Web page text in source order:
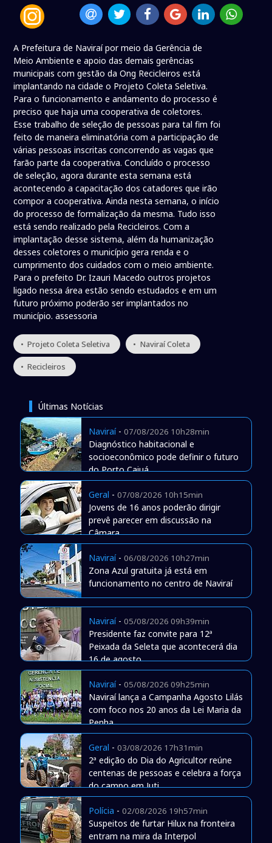
A Prefeitura de Naviraí por meio da Gerência de
Meio Ambiente e apoio das demais gerências
municipais com gestão da Ong Recicleiros está
implantando na cidade o Projeto Coleta Seletiva.
Para o funcionamento e andamento do processo é
preciso que haja uma cooperativa de coletores.
Esse trabalho de seleção de pessoas para tal fim foi
feito de maneira eliminatória com a participação de
várias pessoas inscritas concorrendo as vagas que
farão parte da cooperativa. Concluído o processo
de seleção, agora durante esta semana está
acontecendo a capacitação dos catadores que irão
compor a cooperativa. Ainda nesta semana, o início
do processo de formalização da mesma. Tudo isso
está sendo realizado pela Recicleiros. Com a
implantação desse sistema, além da humanização
desses coletores o município gera renda e o
cumprimento dos cuidados com o meio ambiente.
Para o prefeito Dr. Izauri Macedo outros projetos
ligado nessa área estão sendo estudados e em um
futuro próximo poderão ser implantados no
município. assessoria
• Projeto Coleta Seletiva • Naviraí Coleta
• Recicleiros
Últimas Notícias
Naviraí- 07/08/2026 10h28min
Diagnóstico habitacional e
socioeconômico pode definir o futuro
do Porto Caiuá
Geral - 07/08/2026 10h15min
Jovens de 16 anos poderão dirigir
prevê parecer em discussão na
Câmara
Naviraí- 06/08/2026 10h27min
Zona Azul gratuita já está em
funcionamento no centro de Naviraí
Naviraí- 05/08/2026 09h39min
Presidente faz convite para 12ª
Peixada da Seleta que acontecerá dia
16 de agosto
Naviraí- 05/08/2026 09h25min
Naviraí lança a Campanha Agosto Lilás
com foco nos 20 anos da Lei Maria da
Penha
Geral - 03/08/2026 17h31min
2ª edição do Dia do Agricultor reúne
centenas de pessoas e celebra a força
do campo em Juti
Polícia - 02/08/2026 19h57min
Suspeitos de furtar Hilux na fronteira
entram na mira da Interpol